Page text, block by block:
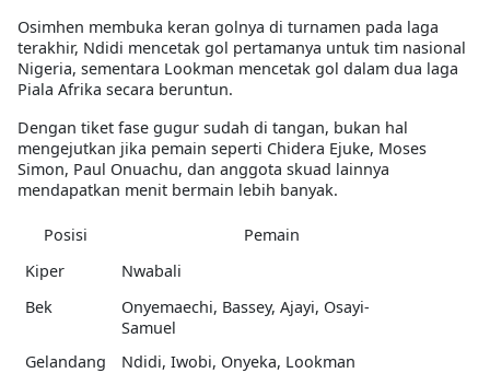
Osimhen membuka keran golnya di turnamen pada laga
terakhir, Ndidi mencetak gol pertamanya untuk tim nasional
Nigeria, sementara Lookman mencetak gol dalam dua laga
Piala Afrika secara beruntun.
Dengan tiket fase gugur sudah di tangan, bukan hal
mengejutkan jika pemain seperti Chidera Ejuke, Moses
Simon, Paul Onuachu, dan anggota skuad lainnya
mendapatkan menit bermain lebih banyak.
Posisi
Pemain
Kiper
Nwabali
Bek
Onyemaechi, Bassey, Ajayi, Osayi-
Samuel
Gelandang
Ndidi, Iwobi, Onyeka, Lookman